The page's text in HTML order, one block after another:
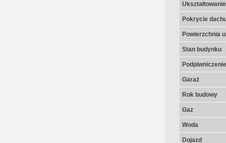
Pokrycie
Powierzchnia
Stan budynku
Podpiwniczenie
Garaż
Rok budowy
Gaz
Woda
Dojazd